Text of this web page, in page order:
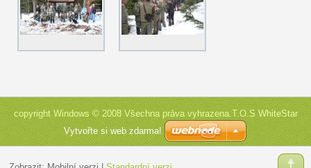
copyright Windows © 2008 Všechna práva vyhrazena.T.O.S WhiteStar
Vytvořte si web zdarma!